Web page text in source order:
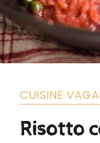
CUISINE
Risotto